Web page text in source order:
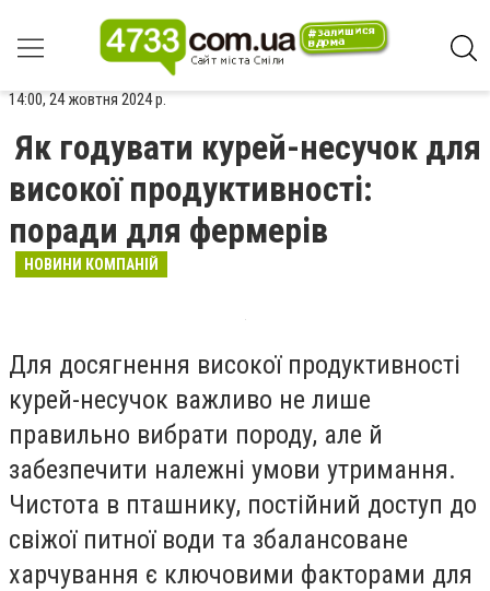
14:00, 24 жовтня 2024 р.
Як годувати курей-несучок для
високої продуктивності:
поради для фермерів
НОВИНИ КОМПАНІЙ
Для досягнення високої продуктивності
курей-несучок важливо не лише
правильно вибрати породу, але й
забезпечити належні умови утримання.
Чистота в пташнику, постійний доступ до
свіжої питної води та збалансоване
харчування є ключовими факторами для